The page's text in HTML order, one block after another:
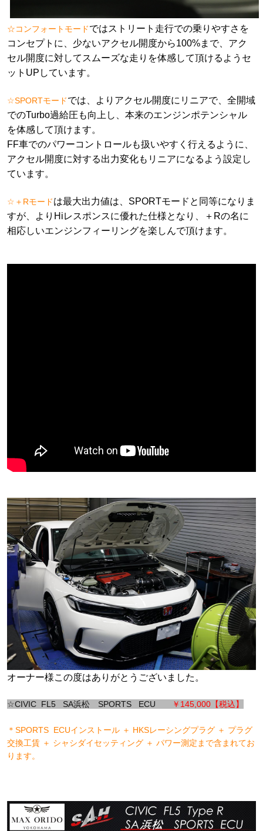
☆コンフォートモードではストリート走行での乗りやすさを
コンセプトに、少ないアクセル開度から100%まで、アク
セル開度に対してスムーズな走りを体感して頂けるようセ
ットUPしています。
☆SPORTモードでは、よりアクセル開度にリニアで、全開域
でのTurbo過給圧も向上し、本来のエンジンポテンシャル
を体感して頂けます。
FF車でのパワーコントロールも扱いやすく行えるように、
アクセル開度に対する出力変化もリニアになるよう設定し
ています。
☆＋Rモードは最大出力値は、SPORTモードと同等になりま
すが、よりHiレスポンスに優れた仕様となり、＋Rの名に
相応しいエンジンフィーリングを楽しんで頂けます。
オーナー様この度はありがとうございました。
☆CIVIC FL5 SA浜松 SPORTS ECU ￥145,000【税込】
＊SPORTS ECUインストール ＋ HKSレーシングプラグ ＋ プラグ
交換工賃 ＋ シャシダイセッティング ＋ パワー測定まで含まれてお
ります。